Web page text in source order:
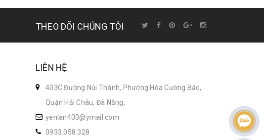
THEO DÕI CHÚNG TÔI
LIÊN HỆ
403C Đường Núi Thành, Phường Hòa Cường Bắc,
Quận Hải Châu, Đà Nẵng,
yenlan403@ymail.com
0933.058.328